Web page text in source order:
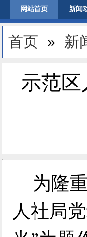
网站首页 新闻
首页 » 新
示范区
为隆
人社局